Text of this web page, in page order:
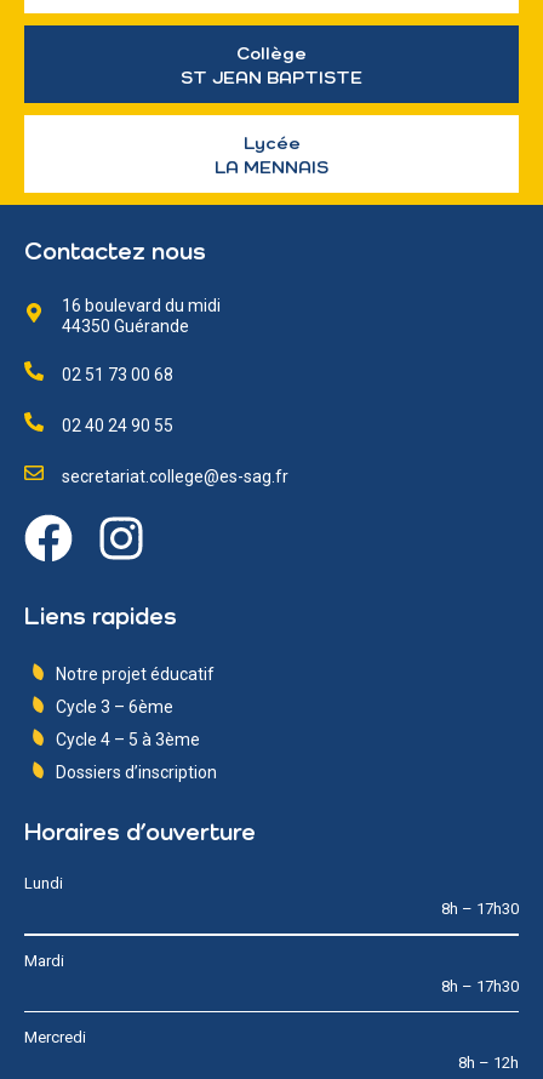
Collège
ST JEAN BAPTISTE
Lycée
LA MENNAIS
Contactez nous
16 boulevard du midi
44350 Guérande
02 51 73 00 68
02 40 24 90 55
secretariat.college@es-sag.fr
Liens rapides
Notre projet éducatif
Cycle 3 – 6ème
Cycle 4 – 5 à 3ème
Dossiers d’inscription
Horaires d’ouverture
Lundi
8h – 17h30
Mardi
8h – 17h30
Mercredi
8h – 12h